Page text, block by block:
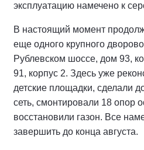
эксплуатацию намечено к
В настоящий момент
еще одного крупного
Рублевском шоссе, дом 93,
91, корпус 2. Здесь уже
детские площадки, сделали
сеть, смонтировали 18 опор
восстановили газон. Все
завершить до конца августа.